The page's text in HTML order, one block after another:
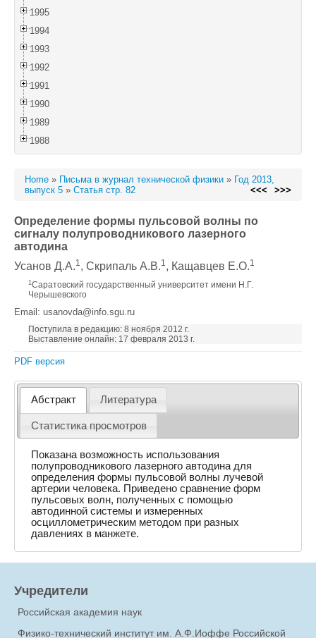
1995
1994
1993
1992
1991
1990
1989
1988
Home » Письма в журнал технической физики » Год 2013,
выпуск 5 » Статья стр. 82 <<< >>>
Определение формы пульсовой волны по
сигналу полупроводникового лазерного
автодина
Усанов Д.А.1, Скрипаль А.В.1, Кащавцев Е.О.1
1 Саратовский государственный университет имени Н.Г.
Черышевского
Email: usanovda@info.sgu.ru
Поступила в редакцию: 8 ноября 2012 г.
Выставление онлайн: 17 февраля 2013 г.
PDF версия
Абстракт Литература
Статистика просмотров
Показана возможность использования
полупроводникового лазерного автодина для
определения формы пульсовой волны лучевой
артерии человека. Приведено сравнение форм
пульсовых волн, полученных с помощью
автодинной системы и измеренных
осциллометрическим методом при разных
давлениях в манжете.
Учредители
Российская академия наук
Физико-технический институт им. А.Ф.Иоффе Российской